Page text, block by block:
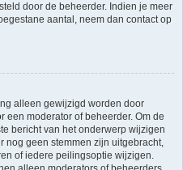
door de beheerder. Indien je meer
aantal, neem dan contact op
alleen gewijzigd worden door
een moderator of beheerder. Om de
bericht van het onderwerp wijzigen
nog geen stemmen zijn uitgebracht,
of iedere peilingsoptie wijzigen.